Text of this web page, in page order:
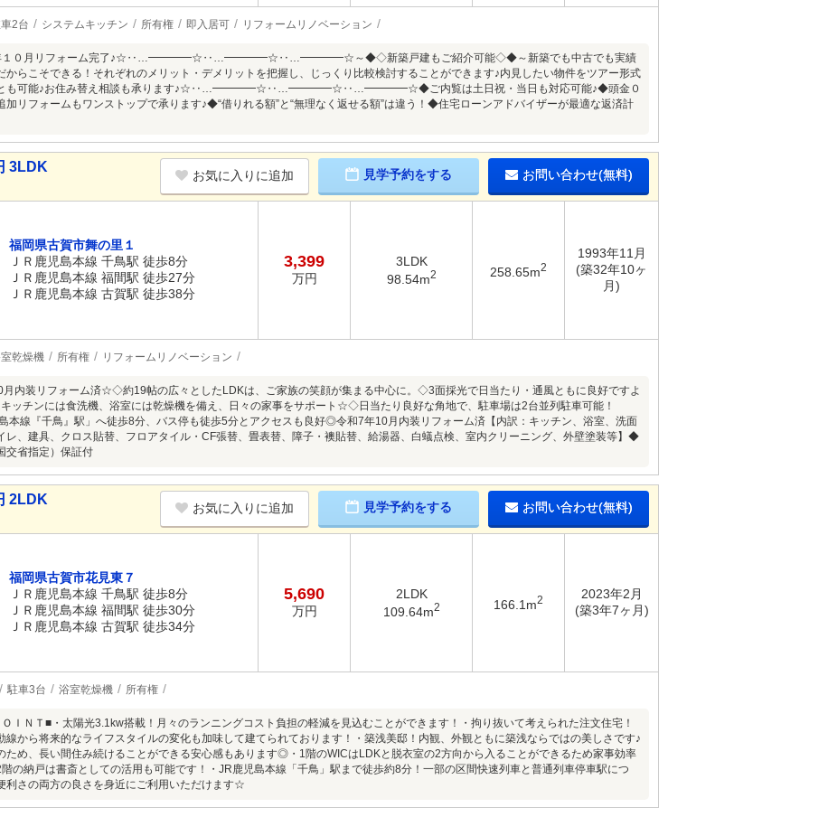
2台 システムキッチン 所有権 即入居可 リフォームリノベーション
１０月リフォーム完了♪☆‥…━━━━☆‥…━━━━☆‥…━━━━☆～◆◇新築戸建もご紹介可能◇◆～新築でも中古でも実績
からこそできる！それぞれのメリット・デメリットを把握し、じっくり比較検討することができます♪内見したい物件をツアー形式
とも可能♪お住み替え相談も承ります♪☆‥…━━━━☆‥…━━━━☆‥…━━━━☆◆ご内覧は土日祝・当日も対応可能♪◆頭金０
加リフォームもワンストップで承ります♪◆“借りれる額”と“無理なく返せる額”は違う！◆住宅ローンアドバイザーが最適な返済計
3LDK
お気に入りに追加 見学予約をする お問い合わせ(無料)
福岡県古賀市舞の里１
ＪＲ鹿児島本線 千鳥駅 徒歩8分
ＪＲ鹿児島本線 福間駅 徒歩27分
ＪＲ鹿児島本線 古賀駅 徒歩38分
3,399
万円
3LDK
98.54m2 258.65m2
1993年11月
(築32年10ヶ
月)
乾燥機 所有権 リフォームリノベーション
内装リフォーム済☆◇約19帖の広々としたLDKは、ご家族の笑顔が集まる中心に。◇3面採光で日当たり・通風ともに良好ですよ
ッチンには食洗機、浴室には乾燥機を備え、日々の家事をサポート☆◇日当たり良好な角地で、駐車場は2台並列駐車可能！
本線『千鳥』駅」へ徒歩8分、バス停も徒歩5分とアクセスも良好◎令和7年10月内装リフォーム済【内訳：キッチン、浴室、洗面
レ、建具、クロス貼替、フロアタイル・CF張替、畳表替、障子・襖貼替、給湯器、白蟻点検、室内クリーニング、外壁塗装等】◆
交省指定）保証付
2LDK
お気に入りに追加 見学予約をする お問い合わせ(無料)
福岡県古賀市花見東７
ＪＲ鹿児島本線 千鳥駅 徒歩8分
ＪＲ鹿児島本線 福間駅 徒歩30分
ＪＲ鹿児島本線 古賀駅 徒歩34分
5,690
万円
2LDK
109.64m2 166.1m2
2023年2月
(築3年7ヶ月)
駐車3台 浴室乾燥機 所有権
ＩＮＴ■・太陽光3.1kw搭載！月々のランニングコスト負担の軽減を見込むことができます！・拘り抜いて考えられた注文住宅！
線から将来的なライフスタイルの変化も加味して建てられております！・築浅美邸！内観、外観ともに築浅ならではの美しさです♪
ため、長い間住み続けることができる安心感もあります◎・1階のWICはLDKと脱衣室の2方向から入ることができるため家事効率
の納戸は書斎としての活用も可能です！・JR鹿児島本線「千鳥」駅まで徒歩約8分！一部の区間快速列車と普通列車停車駅につ
利さの両方の良さを身近にご利用いただけます☆